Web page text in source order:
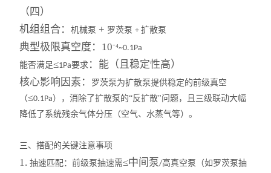
电动搅拌器
鼓风干燥箱
真空干燥箱
循环水真空泵
超声波清洗机
（四）
机组组合：机械泵 + 罗茨泵+扩散泵
典型极限真空度 ： 10⁻⁴~0.1Pa
能否满足≤1Pa要求 ： 能（且稳定性高）
核心影响因素：
罗茨泵为扩散泵提供稳定的前级真空
（≤0.1Pa），消除了扩散泵的“反扩散"问题，且三级联动大幅
降低了系统残余气体分压（空气、水蒸气等）。
三、搭配的关键注意事项
1.抽速匹配：前级泵抽速需≤中间泵/高真空泵（如罗茨泵抽